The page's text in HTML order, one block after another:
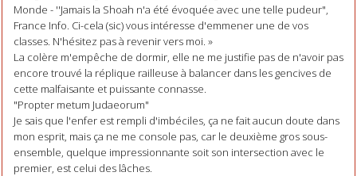
Monde - ''Jamais la Shoah n'a été évoquée avec une telle pudeur",
France Info. Ci-cela (sic) vous intéresse d'emmener une de vos
classes. N'hésitez pas à revenir vers moi. »
La colère m'empêche de dormir, elle ne me justifie pas de n'avoir pas
encore trouvé la réplique railleuse à balancer dans les gencives de
cette malfaisante et puissante connasse.
"Propter metum Judaeorum"
Je sais que l'enfer est rempli d'imbéciles, ça ne fait aucun doute dans
mon esprit, mais ça ne me console pas, car le deuxième gros sous-
ensemble, quelque impressionnante soit son intersection avec le
premier, est celui des lâches.